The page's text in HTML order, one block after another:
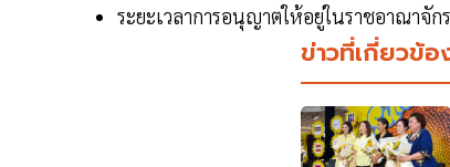
ระยะเวลาการอนุญาตให้อยู่ในราชอาณาจั
ข่าวที่เกี่ยวข้อ